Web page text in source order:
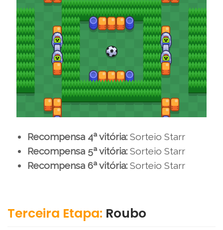
Recompensa 4ª vitória: Sorteio Starr
Recompensa 5ª vitória: Sorteio Starr
Recompensa 6ª vitória: Sorteio Starr
Terceira Etapa: Roubo